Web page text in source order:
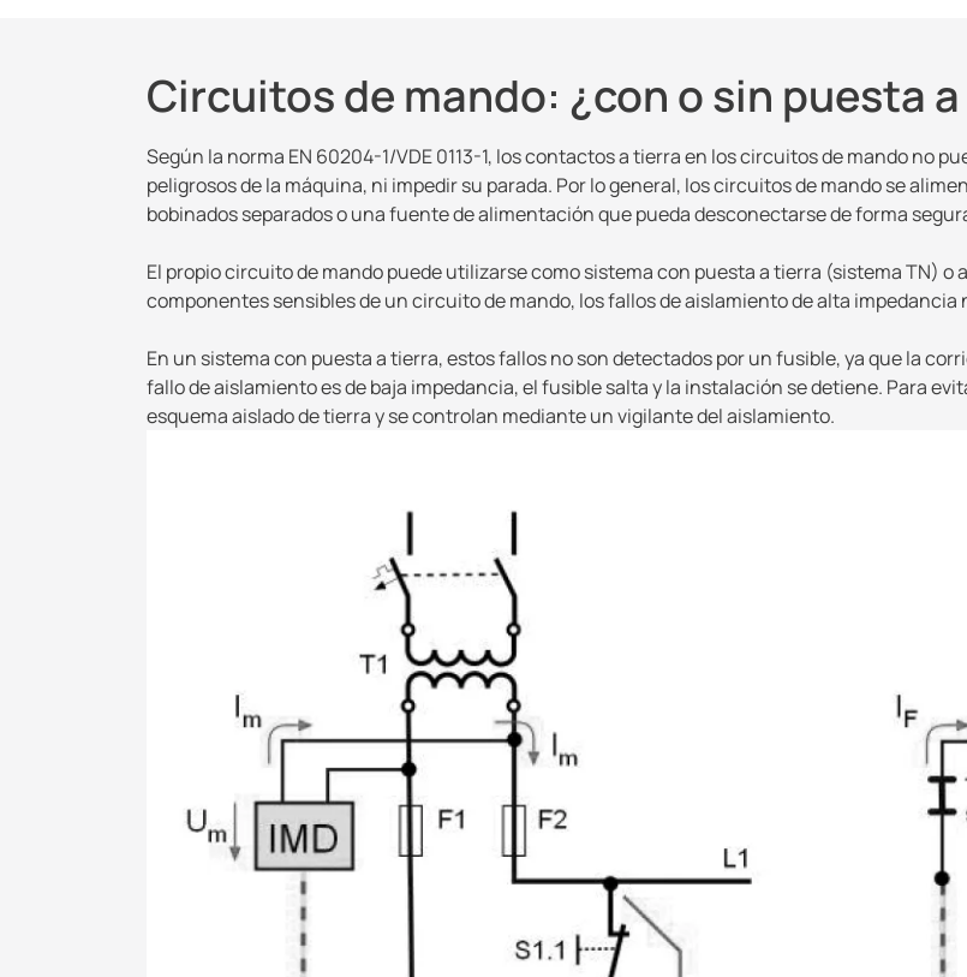
Circuitos de mando: ¿con o sin puesta
Según la norma EN 60204-1/VDE 0113-1, los contactos a tierra en los circuitos de mando no
peligrosos de la máquina, ni impedir su parada. Por lo general, los circuitos de mando se
bobinados separados o una fuente de alimentación que pueda desconectarse de forma
El propio circuito de mando puede utilizarse como sistema con puesta a tierra (sistema TN) o
componentes sensibles de un circuito de mando, los fallos de aislamiento de alta
En un sistema con puesta a tierra, estos fallos no son detectados por un fusible, ya que la
fallo de aislamiento es de baja impedancia, el fusible salta y la instalación se detiene. Para
esquema aislado de tierra y se controlan mediante un vigilante del aislamiento.